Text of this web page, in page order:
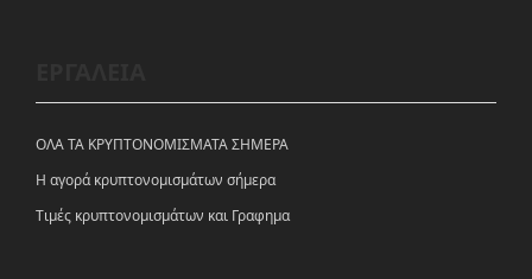
ΟΛΑ ΤΑ ΚΡΥΠΤΟΝΟΜΙΣΜΑΤΑ ΣΗΜΕΡΑ
Η αγορά κρυπτονομισμάτων σήμερα
Tιμές κρυπτονομισμάτων και Γραφημα